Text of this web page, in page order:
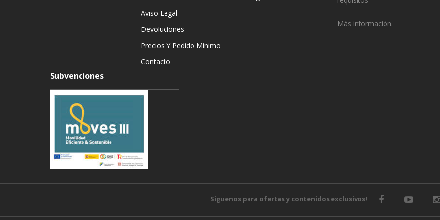
Aviso Legal
Devoluciones
Precios Y Pedido Mínimo
Contacto
Más información.
Subvenciones
Siguenos para ofertas y contenidos exclusivos!